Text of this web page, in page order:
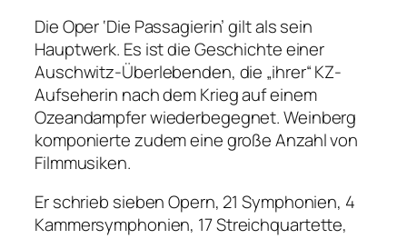
Die Oper ‘Die Passagierin’ gilt als sein
Hauptwerk. Es ist die Geschichte einer
Auschwitz-Überlebenden, die „ihrer“ KZ-
Aufseherin nach dem Krieg auf einem
Ozeandampfer wiederbegegnet. Weinberg
komponierte zudem eine große Anzahl von
Filmmusiken.
Er schrieb sieben Opern, 21 Symphonien, 4
Kammersymphonien, 17 Streichquartette,